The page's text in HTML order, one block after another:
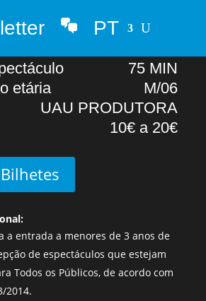
Whatsapp
PT
20H00
75 MIN
etária
M/06
UAU PRODUTORA
10€ a 20€
a entrada a menores de 3 anos de
de espectáculos que estejam
Todos os Públicos, de acordo com
2014.